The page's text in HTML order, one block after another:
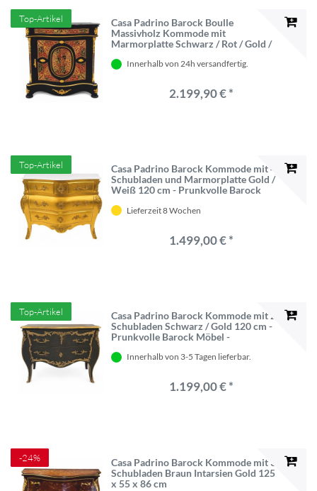
Top-Artikel
Casa Padrino Barock Boulle
Massivholz Kommode mit
Marmorplatte Schwarz / Rot / Gold /
MöbelInnerhalb von 24h versandfertig.
2.199,90 € *
Top-Artikel
Casa Padrino Barock Kommode mit 4
Schubladen und Marmorplatte Gold /
Weiß 120 cm - Prunkvolle Barock
Lieferzeit 8 Wochen
1.499,00 € *
Top-Artikel
Casa Padrino Barock Kommode mit 2
Schubladen Schwarz / Gold 120 cm -
Prunkvolle Barock Möbel -
Innerhalb von 3-5 Tagen lieferbar.
1.199,00 € *
-24%
Casa Padrino Barock Kommode mit 3
Schubladen Braun Intarsien Gold 125
x 55 x 86 cm